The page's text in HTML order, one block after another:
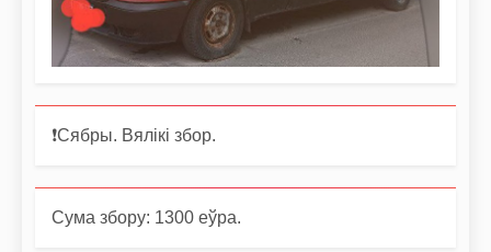
❗️Сябры. Вялікі збор.
Сума збору: 1300 еўра.